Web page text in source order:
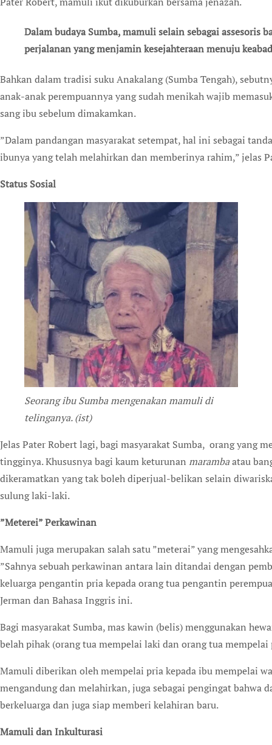
Dalam budaya Sumba, mamuli selain sebagai assesoris
perjalanan yang menjamin kesejahteraan menuju
Bahkan dalam tradisi suku Anakalang (Sumba Tengah),
anak-anak perempuannya yang sudah menikah wajib
sang ibu sebelum dimakamkan.
”Dalam pandangan masyarakat setempat, hal ini sebagai
ibunya yang telah melahirkan dan memberinya rahim,” jelas
Status Sosial
Seorang ibu Sumba mengenakan mamuli di
telinganya. (ist)
Jelas Pater Robert lagi, bagi masyarakat Sumba, orang yang
tingginya. Khususnya bagi kaum keturunan marambaatau
dikeramatkan yang tak boleh diperjual-belikan selain
sulung laki-laki.
”Meterei” Perkawinan
Mamuli juga merupakan salah satu ”meterai” yang
”Sahnya sebuah perkawinan antara lain ditandai dengan
keluarga pengantin pria kepada orang tua pengantin
Jerman dan Bahasa Inggris ini.
Bagi masyarakat Sumba, mas kawin (belis) menggunakan
belah pihak (orang tua mempelai laki dan orang tua mempelai
Mamuli diberikan oleh mempelai pria kepada ibu mempelai
mengandung dan melahirkan, juga sebagai pengingat bahwa
berkeluarga dan juga siap memberi kelahiran baru.
Mamuli dan Inkulturasi